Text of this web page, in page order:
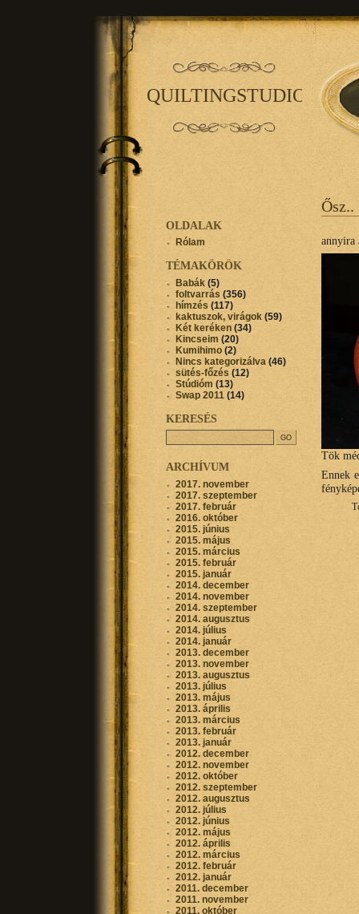
QUILTINGSTUDIO
Ősz..
annyira
Tök
Ennek
OLDALAK
Rólam
TÉMAKÖRÖK
Babák (5)
foltvarrás (356)
hímzés (117)
kaktuszok, virágok (59)
Két keréken (34)
Kincseim (20)
Kumihimo (2)
Nincs kategorizálva (46)
sütés-főzés (12)
Stúdióm (13)
Swap 2011 (14)
KERESÉS
ARCHÍVUM
2017. november
2017. szeptember
2017. február
2016. október
2015. június
2015. május
2015. március
2015. február
2015. január
2014. december
2014. november
2014. szeptember
2014. augusztus
2014. július
2014. január
2013. december
2013. november
2013. augusztus
2013. július
2013. május
2013. április
2013. március
2013. február
2013. január
2012. december
2012. november
2012. október
2012. szeptember
2012. augusztus
2012. július
2012. június
2012. május
2012. április
2012. március
2012. február
2012. január
2011. december
2011. november
2011. október